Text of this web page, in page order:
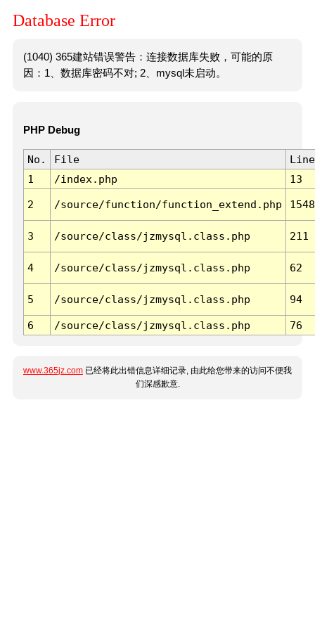
Database Error
(1040) 365建站错误警告：连接数据库失败，可能的原
因：1、数据库密码不对; 2、mysql未启动。
PHP Debug
No. File
Line
1
/index.php 13
2 /source/function/function_extend.php 1548
3 /source/class/jzmysql.class.php 211
4 /source/class/jzmysql.class.php 62
5 /source/class/jzmysql.class.php 94
6 /source/class/jzmysql.class.php 76
www.365jz.com 已经将此出错信息详细记录, 由此给您带来的访问不便我
们深感歉意.